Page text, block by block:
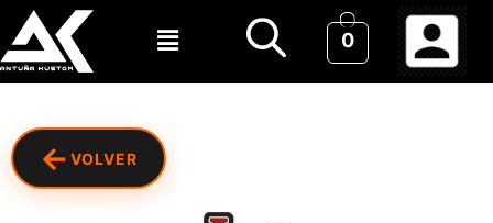
0
← VOLVER